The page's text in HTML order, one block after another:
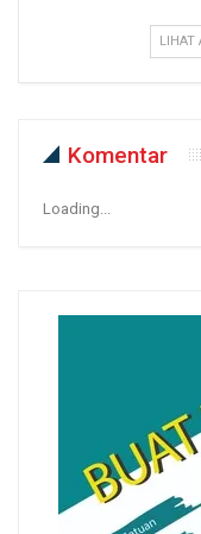
LIHAT
Komentar
Loading...